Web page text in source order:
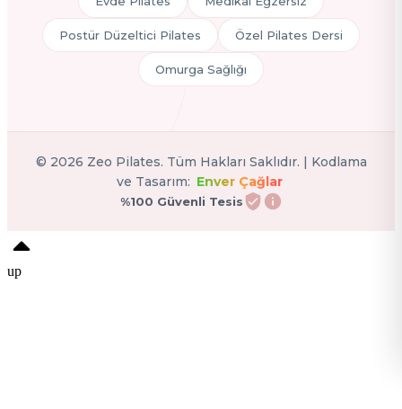
Postür Düzeltici Pilates Özel Pilates Dersi
Omurga Sağlığı
© 2026 Zeo Pilates. Tüm Hakları Saklıdır. | Kodlama
ve Tasarım: Enver Çağlar
%100 Güvenli Tesis
up